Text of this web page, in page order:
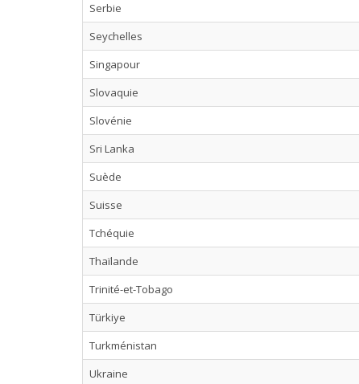
Serbie
Seychelles
Singapour
Slovaquie
Slovénie
Sri Lanka
Suède
Suisse
Tchéquie
Thaïlande
Trinité-et-Tobago
Türkiye
Turkménistan
Ukraine